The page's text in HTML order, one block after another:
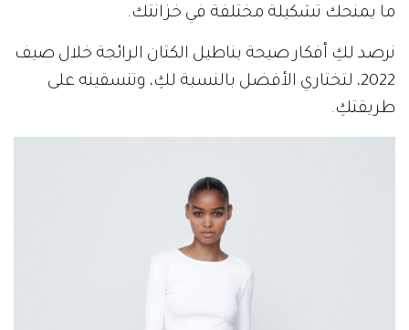
ما يمنحك تشكيلة مختلفة في خزانتك.
نرصد لكِ أفكار صيحة بناطيل الكتان الرائجة خلال صيف
2022، لتختاري الأفضل بالنسبة لكِ، وتنسقينه على
طريقتكِ.